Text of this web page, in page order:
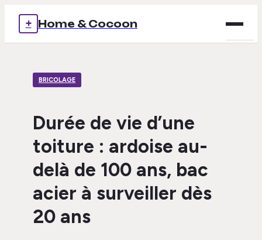
+ Home & Cocoon
BRICOLAGE
Durée de vie d’une
toiture : ardoise au-
delà de 100 ans, bac
acier à surveiller dès
20 ans